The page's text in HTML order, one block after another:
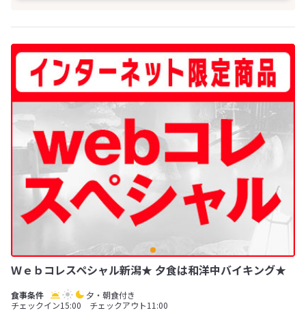
Ｗｅｂコレスペシャル新潟★ 夕食は和洋中バイキング★
夕・朝食付き
チェックイン15:00 チェックアウト11:00